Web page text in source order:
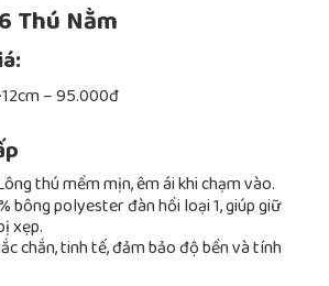
Thú Nằm
– 95.000đ
thú mềm mịn, êm ái khi chạm vào.
bông polyester đàn hồi loại 1, giúp giữ
xẹp.
chắn, tinh tế, đảm bảo độ bền và tính